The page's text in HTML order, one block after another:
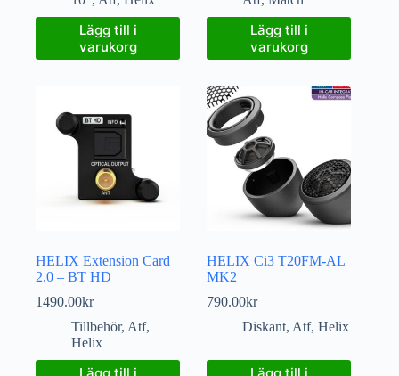
Lägg till i
varukorg
Lägg till i
varukorg
HELIX Extension Card
2.0 – BT HD
1490.00kr
Tillbehör, Atf,
Helix
HELIX Ci3 T20FM-AL
MK2
790.00kr
Diskant, Atf,Helix